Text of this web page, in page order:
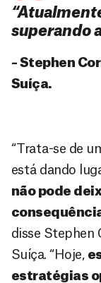
superando
– Stephen
Suíça.
“Trata-se de
está dando
não pode
disse Stephen
Suíça. “Hoje,
estratégias